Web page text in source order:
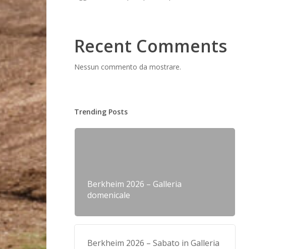
Recent Comments
Nessun commento da mostrare.
Trending Posts
Berkheim 2026 – Galleria
domenicale
Berkheim 2026 – Sabato in Galleria